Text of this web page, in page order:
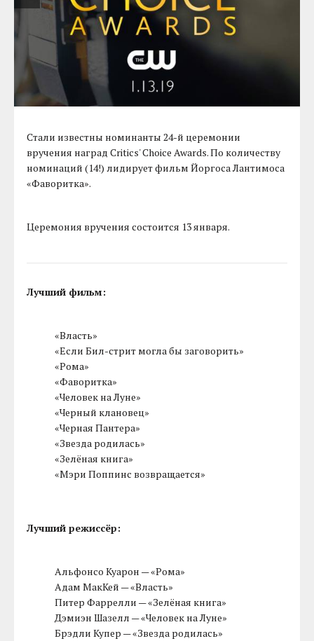
Стали известны номинанты 24-й церемонии
вручения наград Critics' Choice Awards. По количеству
номинаций (14!) лидирует фильм Йоргоса Лантимоса
«Фаворитка».
Церемония вручения состоится 13 января.
Лучший фильм:
«Власть»
«Если Бил-стрит могла бы заговорить»
«Рома»
«Фаворитка»
«Человек на Луне»
«Черный клановец»
«Черная Пантера»
«Звезда родилась»
«Зелёная книга»
«Мэри Поппинс возвращается»
Лучший режиссёр:
Альфонсо Куарон — «Рома»
Адам МакКей — «Власть»
Питер Фаррелли — «Зелёная книга»
Дэмиэн Шазелл — «Человек на Луне»
Брэдли Купер — «Звезда родилась»